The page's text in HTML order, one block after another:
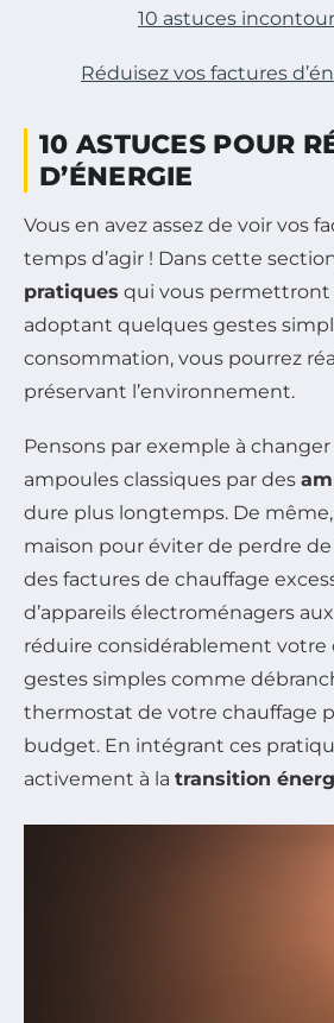
10 astuces
Réduisez vos factures
10 ASTUCES POUR
D’ÉNERGIE
Vous en avez assez de voir vos
temps d’agir ! Dans cette
pratiques qui vous permettront
adoptant quelques gestes
consommation, vous pourrez
préservant l’environnement.
Pensons par exemple à
ampoules classiques par des
dure plus longtemps. De
maison pour éviter de perdre
des factures de chauffage
d’appareils électroménagers aux
réduire considérablement votre
gestes simples comme
thermostat de votre chauffage
budget. En intégrant ces
activement à la transition